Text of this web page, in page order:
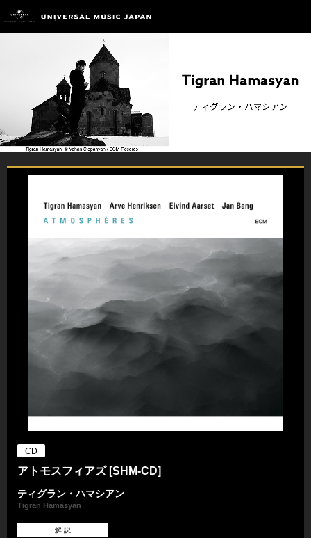
CD
アトモスフィアズ [SHM-CD]
ティグラン・ハマシアン
Tigran Hamasyan
解 説